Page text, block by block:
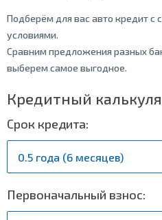
Подберём для вас авто кредит
условиями.
Сравним предложения разных
выберем самое выгодное.
Кредитный
Срок кредита:
Первоначальный взнос: